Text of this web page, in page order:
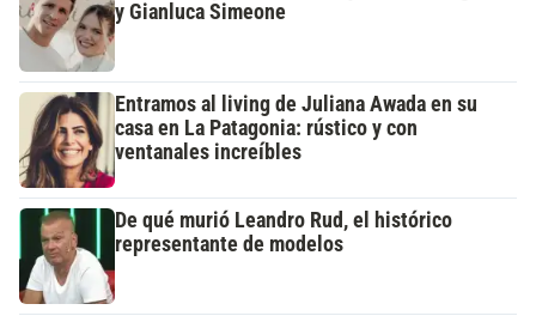
y Gianluca Simeone
Entramos al living de Juliana Awada en su
casa en La Patagonia: rústico y con
ventanales increíbles
De qué murió Leandro Rud, el histórico
representante de modelos